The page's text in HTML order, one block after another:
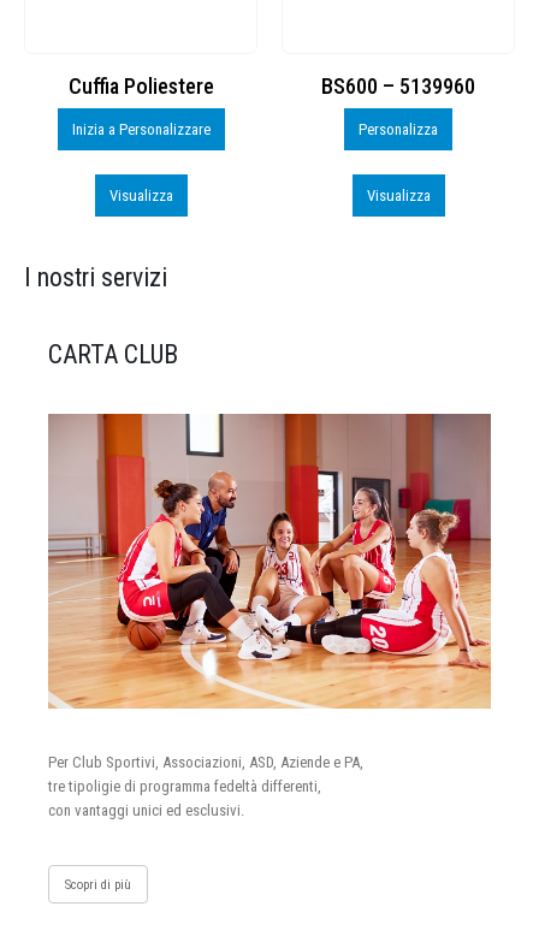
Cuffia Poliestere
Inizia a Personalizzare
Visualizza
BS600 – 5139960
Personalizza
Visualizza
I nostri servizi
CARTA CLUB
Per Club Sportivi, Associazioni, ASD, Aziende e PA,
tre tipoligie di programma fedeltà differenti,
con vantaggi unici ed esclusivi.
Scopri di più